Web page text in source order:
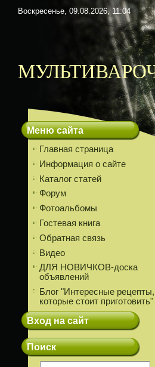
Воскресенье, 09.08.2026, 11:04
Меню сайта
Главная страница
Информация о сайте
Каталог статей
Форум
Фотоальбомы
Гостевая книга
Обратная связь
Видео
ДЛЯ НОВИЧКОВ-доска
объявлений
Блог "Интересные рецепты,
которые стоит приготовить"
Вход на сайт
Поиск